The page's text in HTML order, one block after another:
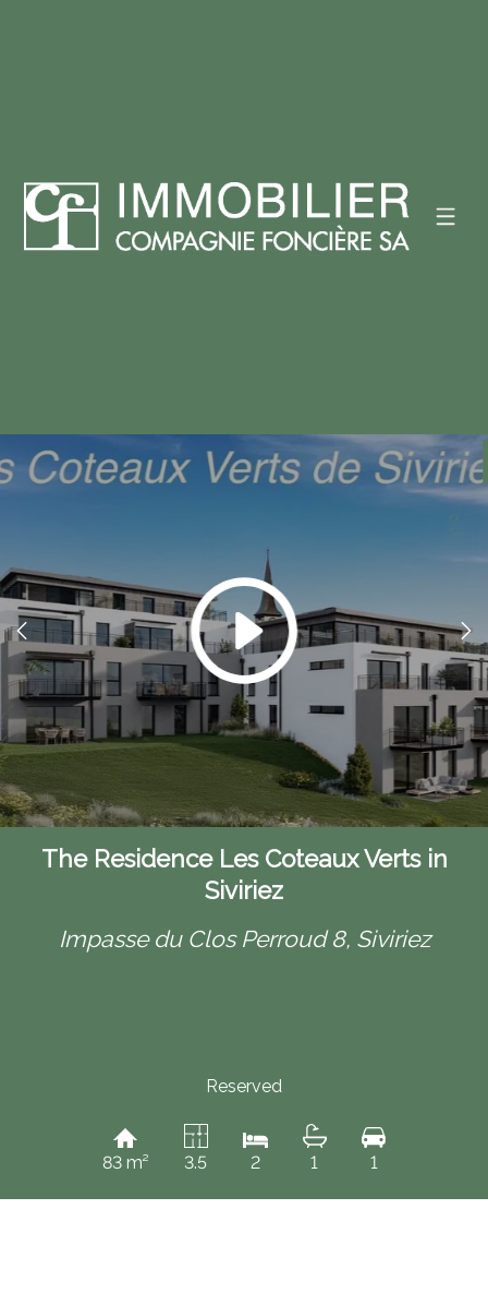
The Residence Les Coteaux Verts in
Siviriez
Impasse du Clos Perroud 8, Siviriez
Reserved
83 m² 3.5 2 1 1